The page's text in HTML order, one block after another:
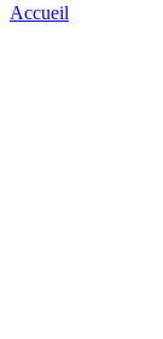
Accueil